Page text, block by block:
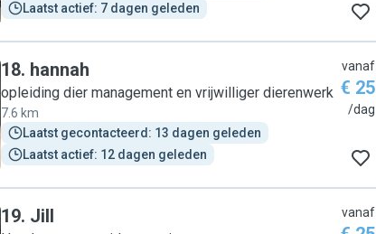
Laatst actief: 7 dagen geleden
18. hannah
opleiding dier management en vrijwilliger dierenwerk
7.6 km
Laatst gecontacteerd: 13 dagen geleden
Laatst actief: 12 dagen geleden
vanaf
€ 25
/dag
19. Jill vanaf